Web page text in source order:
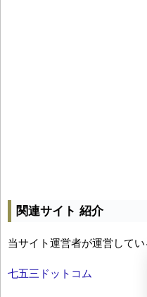
関連サイト 紹介
当サイト運営者が運営して
七五三ドットコム